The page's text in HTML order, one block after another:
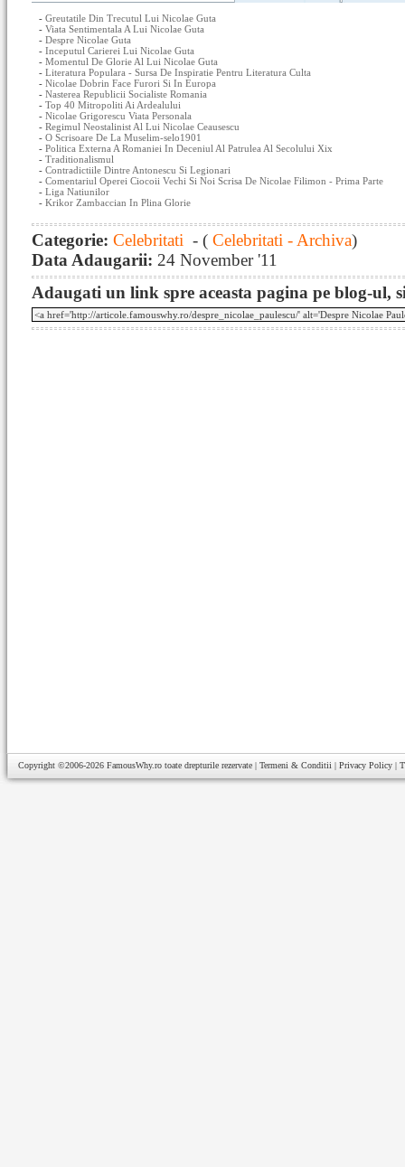
- Greutatile Din Trecutul Lui Nicolae Guta
- Viata Sentimentala A Lui Nicolae Guta
- Despre Nicolae Guta
- Inceputul Carierei Lui Nicolae Guta
- Momentul De Glorie Al Lui Nicolae Guta
- Literatura Populara - Sursa De Inspiratie Pentru Literatura Culta
- Nicolae Dobrin Face Furori Si In Europa
- Nasterea Republicii Socialiste Romania
- Top 40 Mitropoliti Ai Ardealului
- Nicolae Grigorescu Viata Personala
- Regimul Neostalinist Al Lui Nicolae Ceausescu
- O Scrisoare De La Muselim-selo1901
- Politica Externa A Romaniei In Deceniul Al Patrulea Al Secolului Xix
- Traditionalismul
- Contradictiile Dintre Antonescu Si Legionari
- Comentariul Operei Ciocoii Vechi Si Noi Scrisa De Nicolae Filimon - Prima Parte
- Liga Natiunilor
- Krikor Zambaccian In Plina Glorie
Categorie: Celebritati - ( Celebritati - Archiva)
Data Adaugarii: 24 November '11
Adaugati un link spre aceasta pagina pe blog-ul,
Copyright ©2006-2026 FamousWhy.ro toate drepturile rezervate | Termeni & Conditii | Privacy Policy |